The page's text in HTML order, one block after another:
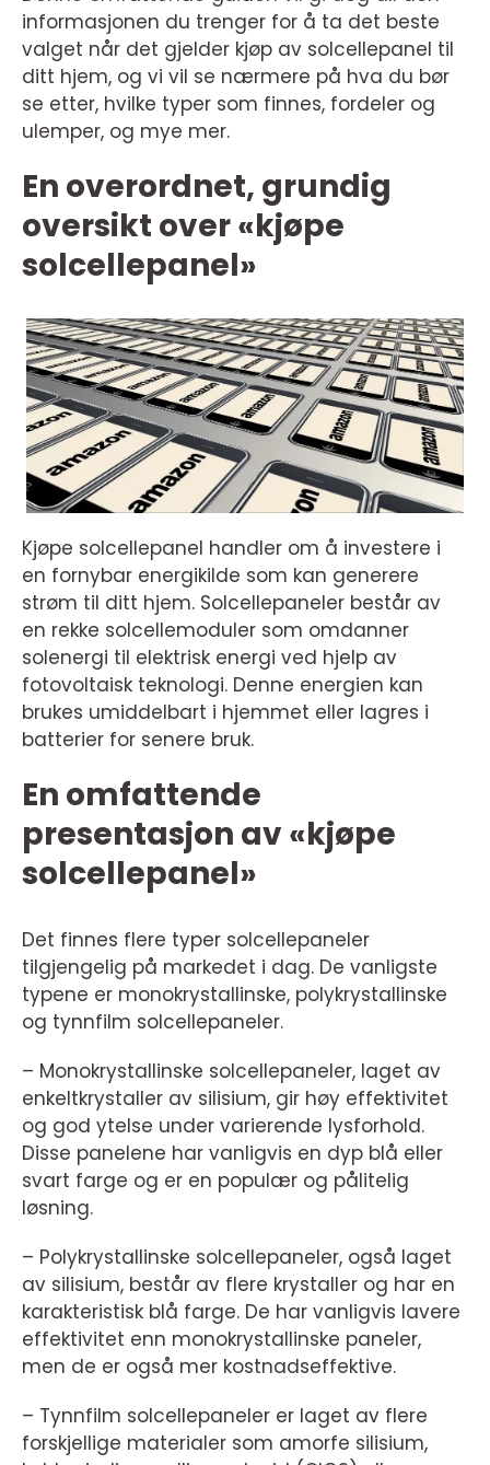
informasjonen du trenger for å ta det beste
valget når det gjelder kjøp av solcellepanel til
ditt hjem, og vi vil se nærmere på hva du bør
se etter, hvilke typer som finnes, fordeler og
ulemper, og mye mer.
En overordnet, grundig
oversikt over «kjøpe
solcellepanel»
Kjøpe solcellepanel handler om å investere i
en fornybar energikilde som kan generere
strøm til ditt hjem. Solcellepaneler består av
en rekke solcellemoduler som omdanner
solenergi til elektrisk energi ved hjelp av
fotovoltaisk teknologi. Denne energien kan
brukes umiddelbart i hjemmet eller lagres i
batterier for senere bruk.
En omfattende
presentasjon av «kjøpe
solcellepanel»
Det finnes flere typer solcellepaneler
tilgjengelig på markedet i dag. De vanligste
typene er monokrystallinske, polykrystallinske
og tynnfilm solcellepaneler.
– Monokrystallinske solcellepaneler, laget av
enkeltkrystaller av silisium, gir høy effektivitet
og god ytelse under varierende lysforhold.
Disse panelene har vanligvis en dyp blå eller
svart farge og er en populær og pålitelig
løsning.
– Polykrystallinske solcellepaneler, også laget
av silisium, består av flere krystaller og har en
karakteristisk blå farge. De har vanligvis lavere
effektivitet enn monokrystallinske paneler,
men de er også mer kostnadseffektive.
– Tynnfilm solcellepaneler er laget av flere
forskjellige materialer som amorfe silisium,